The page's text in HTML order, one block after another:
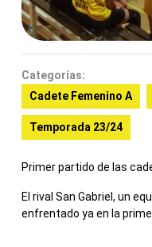
Categorías:
Cadete Femenino A
Temporada 23/24
Primer partido de las
El rival San Gabriel, un
enfrentado ya en la